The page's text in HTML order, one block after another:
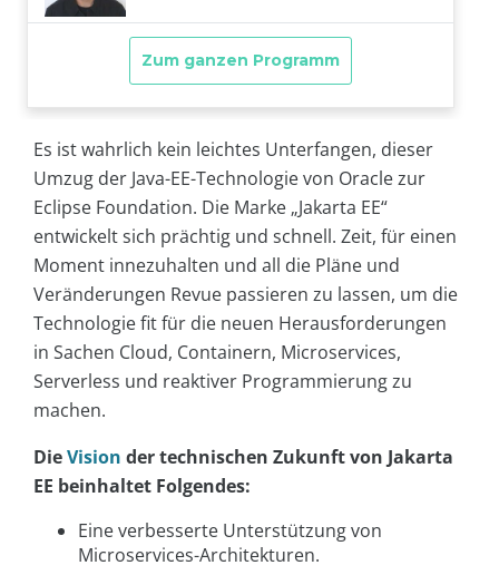
Es ist wahrlich kein leichtes Unterfangen, dieser
Umzug der Java-EE-Technologie von Oracle zur
Eclipse Foundation. Die Marke „Jakarta EE“
entwickelt sich prächtig und schnell. Zeit, für einen
Moment innezuhalten und all die Pläne und
Veränderungen Revue passieren zu lassen, um die
Technologie fit für die neuen Herausforderungen
in Sachen Cloud, Containern, Microservices,
Serverless und reaktiver Programmierung zu
machen.
DieVision der technischen Zukunft von Jakarta
EE beinhaltet Folgendes:
Eine verbesserte Unterstützung von
Microservices-Architekturen.